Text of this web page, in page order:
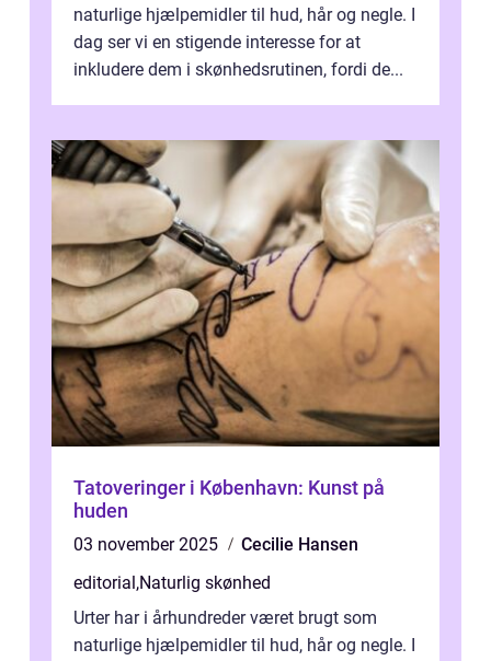
naturlige hjælpemidler til hud, hår og negle. I
dag ser vi en stigende interesse for at
inkludere dem i skønhedsrutinen, fordi de...
Tatoveringer i København: Kunst på
huden
03 november 2025
Cecilie Hansen
editorial ,Naturlig skønhed
Urter har i århundreder været brugt som
naturlige hjælpemidler til hud, hår og negle. I